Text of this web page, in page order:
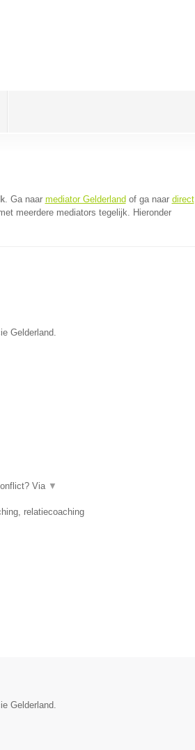
. Ga naar mediator Gelderland of ga naar direct
meerdere mediators tegelijk. Hieronder
Gelderland.
Via ▼
relatiecoaching
Gelderland.